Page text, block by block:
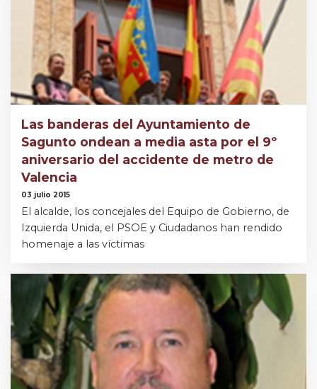
Las banderas del Ayuntamiento de
Sagunto ondean a media asta por el 9º
aniversario del accidente de metro de
Valencia
03 julio 2015
El alcalde, los concejales del Equipo de Gobierno, de
Izquierda Unida, el PSOE y Ciudadanos han rendido
homenaje a las víctimas